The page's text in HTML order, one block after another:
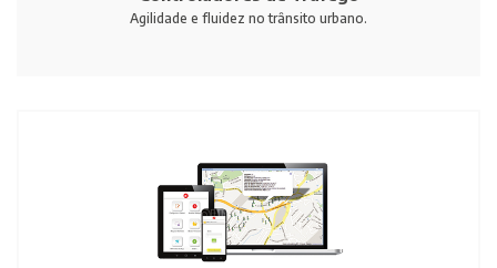
Agilidade e fluidez no trânsito urbano.